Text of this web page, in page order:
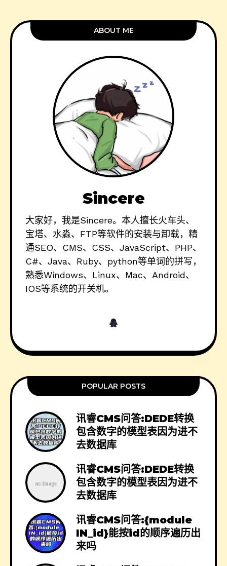
ABOUT ME
Sincere
大家好，我是Sincere。本人擅长火车头、
宝塔、水淼、FTP等软件的安装与卸载，精
通SEO、CMS、CSS、JavaScript、PHP、
C#、Java、Ruby、python等单词的拼写，
熟悉Windows、Linux、Mac、Android、
IOS等系统的开关机。
POPULAR POSTS
讯睿CMS问答:DEDE转换
包含数字的模型表因为进不
去数据库
讯睿CMS问答:DEDE转换
包含数字的模型表因为进不
去数据库
讯睿CMS问答:{module
IN_id}能按id的顺序遍历出
来吗